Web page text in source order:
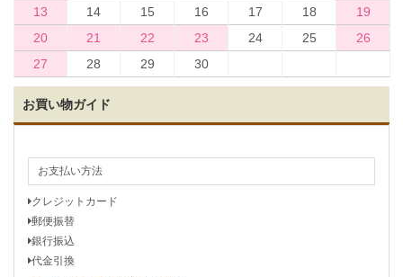
13
14 15 16 17 18
19
20
21 22 23 24 25
26
27
28 29 30
お買い物ガイド
お支払い方法
クレジットカード
郵便振替
銀行振込
代金引換